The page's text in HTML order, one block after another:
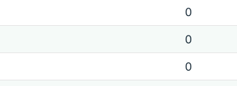
0
0
0